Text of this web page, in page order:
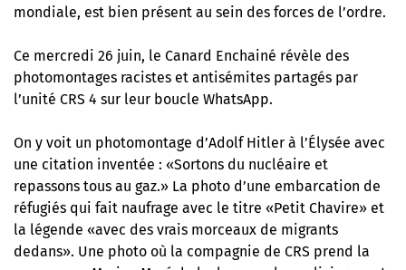
mondiale, est bien présent au sein des forces de l’ordre.
Ce mercredi 26 juin, le Canard Enchainé révèle des
photomontages racistes et antisémites partagés par
l’unité CRS 4 sur leur boucle WhatsApp.
On y voit un photomontage d’Adolf Hitler à l’Élysée avec
une citation inventée : «Sortons du nucléaire et
repassons tous au gaz.» La photo d’une embarcation de
réfugiés qui fait naufrage avec le titre «Petit Chavire» et
la légende «avec des vrais morceaux de migrants
dedans». Une photo où la compagnie de CRS prend la